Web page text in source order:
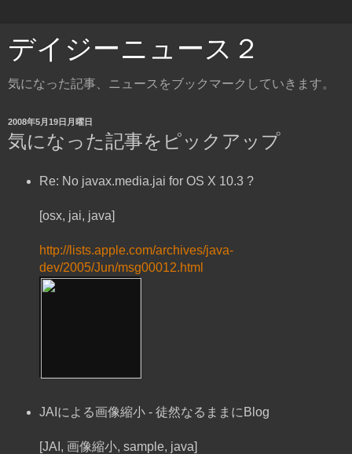
デイジーニュース２
気になった記事、ニュースをブックマークしていきます。
2008年5月19日月曜日
気になった記事をピックアップ
Re: No javax.media.jai for OS X 10.3 ?
[osx, jai, java]
http://lists.apple.com/archives/java-
dev/2005/Jun/msg00012.html
JAIによる画像縮小 - 徒然なるままにBlog
[JAI, 画像縮小, sample, java]